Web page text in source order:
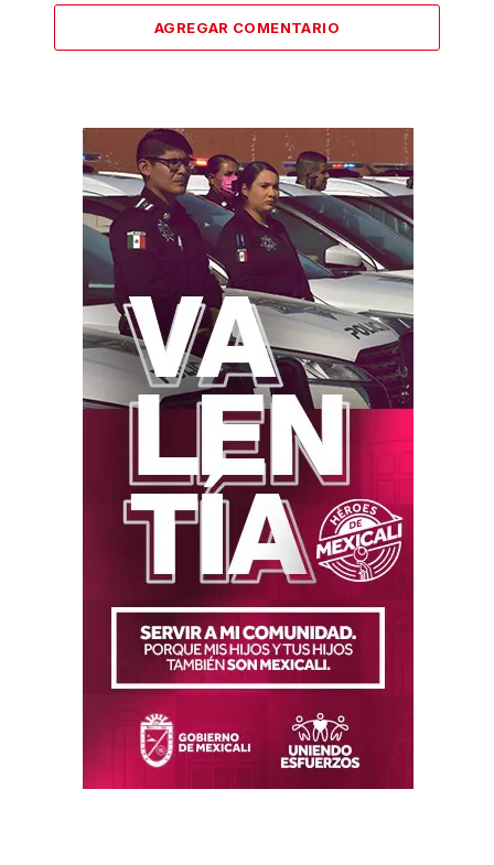
AGREGAR COMENTARIO